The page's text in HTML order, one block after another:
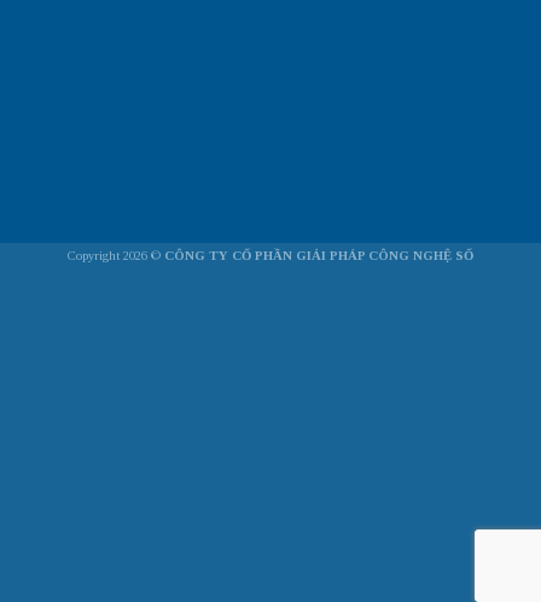
Copyright 2026 © CÔNG TY CỔ PHẦN GIẢI PHÁP CÔNG NGHỆ SỐ